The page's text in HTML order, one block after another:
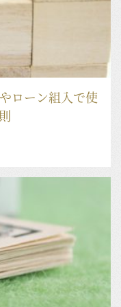
ローン組入で使